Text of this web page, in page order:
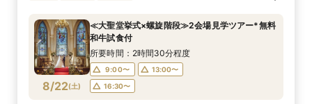
8/21(金)
*聞きたいことだけ
11:00〜
13:00〜
15:00〜
17:00〜
8/21(金)
大150万優待
11:00〜
14:00〜
16:00〜
フェアを予約
8/21(金)
間でご案内可能
16:00〜
18:00〜
19:00〜
フェアを予約
8/21(金)
わかる
11:00〜
14:00〜
16:00〜
18:00〜
8/21(金)
11:00〜
13:00〜
15:00〜
フェアを予約
8/21(金)
待
11:00〜
14:00〜
16:00〜
18:00〜
8/22(土)
≪大聖堂挙式×螺旋階段≫2会場見学ツアー*無料
和牛試食付
所要時間：2時間30分程度
9:00〜
13:00〜
16:30〜